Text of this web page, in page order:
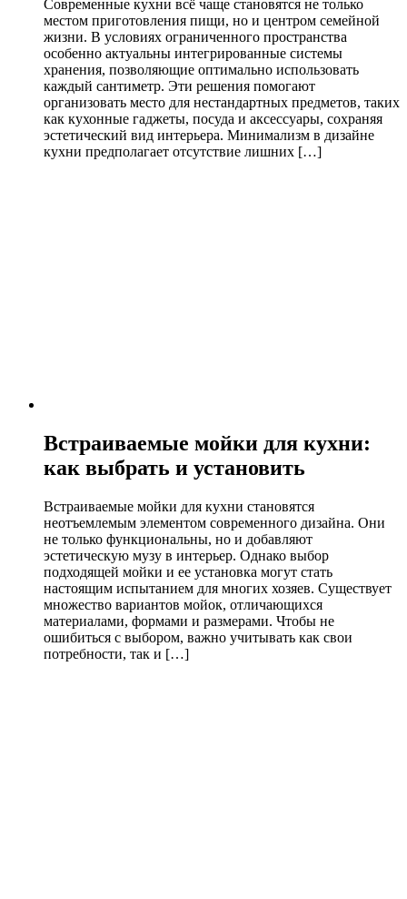
Современные кухни всё чаще становятся не только
местом приготовления пищи, но и центром семейной
жизни. В условиях ограниченного пространства
особенно актуальны интегрированные системы
хранения, позволяющие оптимально использовать
каждый сантиметр. Эти решения помогают
организовать место для нестандартных предметов, таких
как кухонные гаджеты, посуда и аксессуары, сохраняя
эстетический вид интерьера. Минимализм в дизайне
кухни предполагает отсутствие лишних […]
Встраиваемые мойки для кухни:
как выбрать и установить
Встраиваемые мойки для кухни становятся
неотъемлемым элементом современного дизайна. Они
не только функциональны, но и добавляют
эстетическую музу в интерьер. Однако выбор
подходящей мойки и ее установка могут стать
настоящим испытанием для многих хозяев. Существует
множество вариантов мойок, отличающихся
материалами, формами и размерами. Чтобы не
ошибиться с выбором, важно учитывать как свои
потребности, так и […]